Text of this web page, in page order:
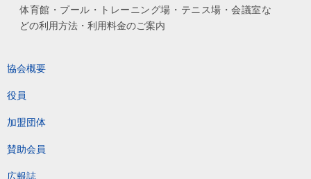
体育館・プール・トレーニング場・テニス場・会議室な
どの利用方法・利用料金のご案内
協会概要
役員
加盟団体
賛助会員
広報誌